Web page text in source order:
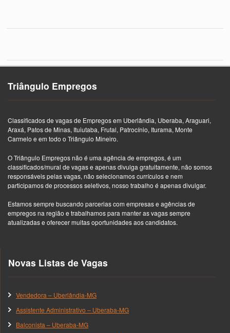
Triângulo Empregos
Classificados de vagas de Empregos em Uberlândia, Uberaba, Araguari,
Araxá, Patos de Minas, Ituiutaba, Frutal, Patrocínio, Iturama, Monte
Carmelo e em todo o Triângulo Mineiro.
O Triângulo Empregos não é uma agência de empregos, é um
classificados/mural de vagas e apenas divulga gratuitamente, não somos
responsáveis pelas vagas, não selecionamos currículos e nem
participamos de processos seletivos, nosso trabalho é apenas divulgar.
Estamos sempre buscando parcerias com empresas e agências de
empregos na região e trabalhamos para manter as vagas sempre
atualizadas e oferecer muitas oportunidades aos candidatos.
Novas Listas de Vagas
Vendedora – Uberlândia-MG
Assistente Administrativo – Uberaba-MG
Balconista – Uberaba-MG